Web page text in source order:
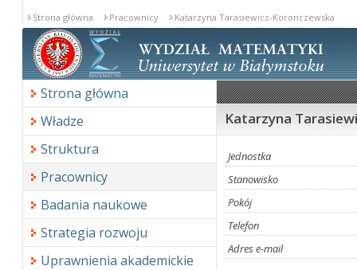
Strona główna Pracownicy Katarzyna Tarasiewicz-Koronczewska
Strona główna
Władze
Struktura
Pracownicy
Badania naukowe
Strategia rozwoju
Uprawnienia akademickie
Katarzyna
Jednostka
Stanowisko
Pokój
Telefon
Adres e-mail